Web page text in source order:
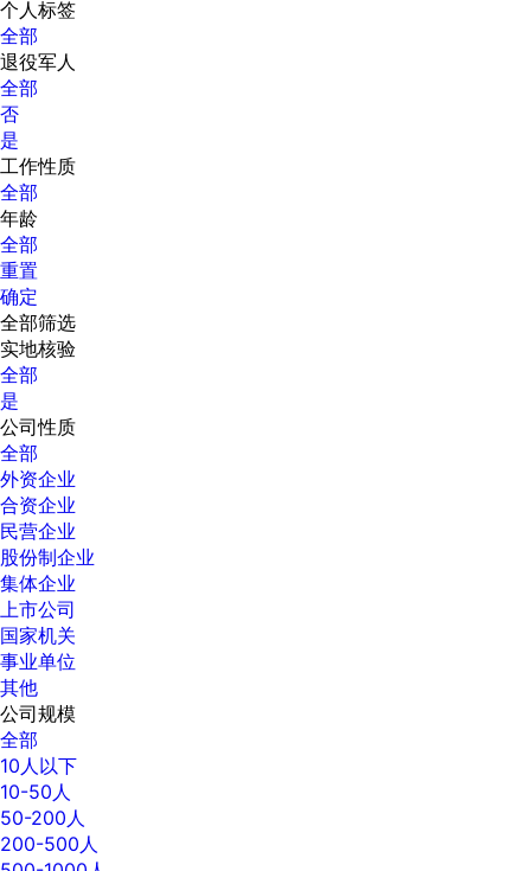
个人标签
全部
退役军人
全部
否
是
工作性质
全部
年龄
全部
重置
确定
全部筛选
实地核验
全部
是
公司性质
全部
外资企业
合资企业
民营企业
股份制企业
集体企业
上市公司
国家机关
事业单位
其他
公司规模
全部
10人以下
10-50人
50-200人
200-500人